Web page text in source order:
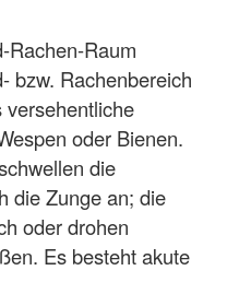
Rachen-Raum
bzw. Rachenbereich
oder Bienen.
die
die Zunge an; die
oder drohen
Es besteht akute